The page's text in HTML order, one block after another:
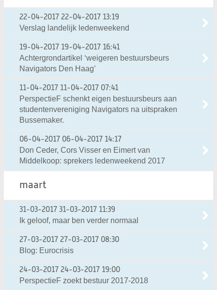
22-04-2017 22-04-2017 13:19
Verslag landelijk ledenweekend
19-04-2017 19-04-2017 16:41
Achtergrondartikel ‘weigeren bestuursbeurs
Navigators Den Haag’
11-04-2017 11-04-2017 07:41
PerspectieF schenkt eigen bestuursbeurs aan
studentenvereniging Navigators na uitspraken
Bussemaker.
06-04-2017 06-04-2017 14:17
Don Ceder, Cors Visser en Eimert van
Middelkoop: sprekers ledenweekend 2017
maart
31-03-2017 31-03-2017 11:39
Ik geloof, maar ben verder normaal
27-03-2017 27-03-2017 08:30
Blog: Eurocrisis
24-03-2017 24-03-2017 19:00
PerspectieF zoekt bestuur 2017-2018